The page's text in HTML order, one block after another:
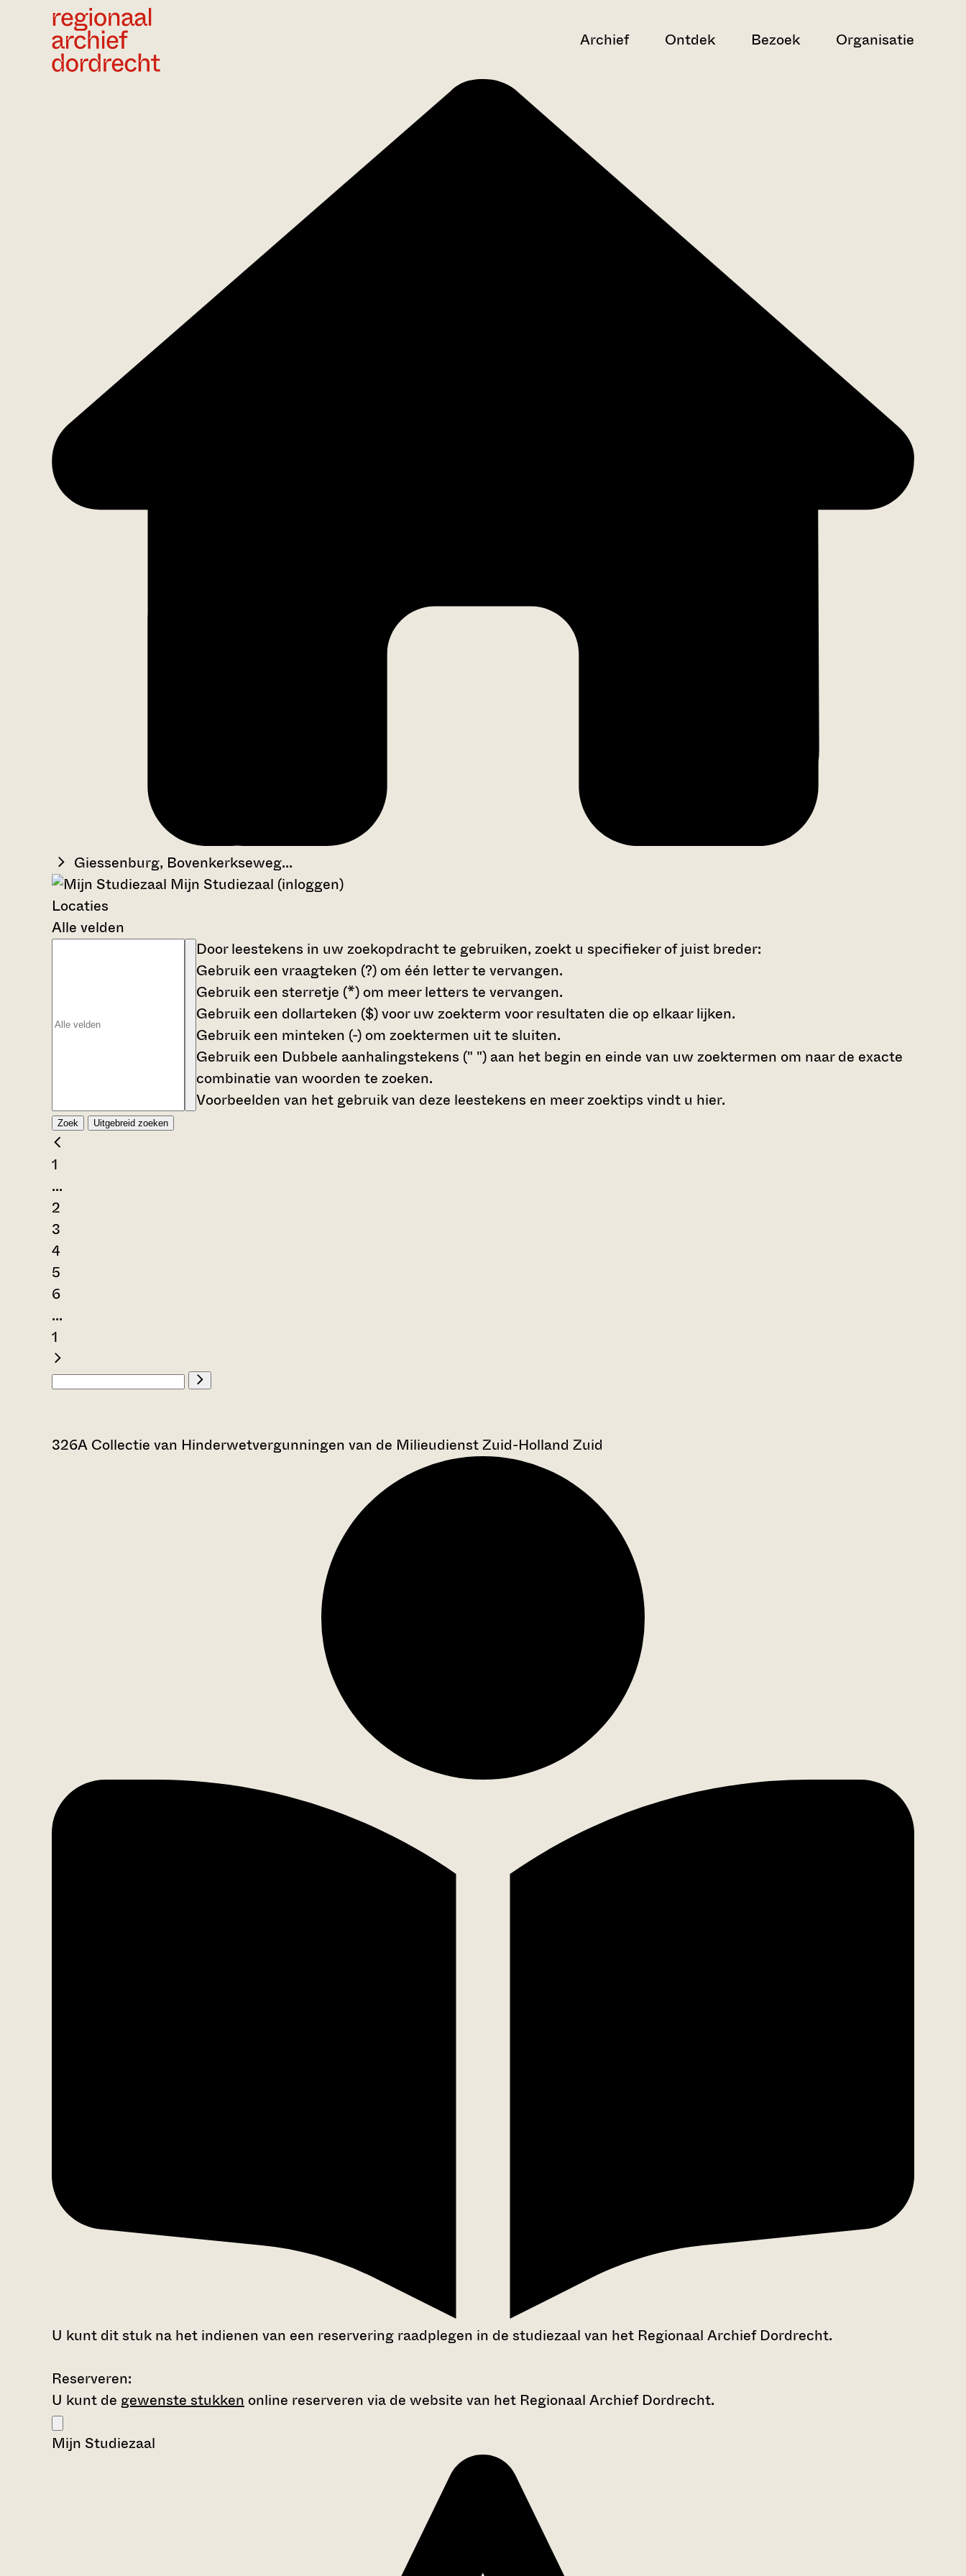
Archief Ontdek Bezoek Organisatie
Giessenburg, Bovenkerkseweg...
Mijn Studiezaal (inloggen)
Locaties
Alle velden
Door leestekens in uw zoekopdracht te gebruiken, zoekt u specifieker of juist breder:
Gebruik een vraagteken (?) om één letter te vervangen.
Gebruik een sterretje (*) om meer letters te vervangen.
Gebruik een dollarteken ($)voor uw zoekterm voor resultaten die op elkaar lijken.
Gebruik een minteken (-) om zoektermen uit te sluiten.
Gebruik een Dubbele aanhalingstekens (" ") aan het begin en einde van uw zoektermen om naar de exacte
combinatie van woorden te zoeken.
Voorbeelden van het gebruik van deze leestekens en meer zoektips vindt u hier.
Zoek Uitgebreid zoeken
1
...
2
3
4
5
6
...
1
326A Collectie van Hinderwetvergunningen van de Milieudienst Zuid-Holland Zuid
U kunt dit stuk na het indienen van een reservering raadplegen in de studiezaal van het Regionaal Archief Dordrecht.
Reserveren:
U kunt de gewenste stukken online reserveren via de website van het Regionaal Archief Dordrecht.
Mijn Studiezaal